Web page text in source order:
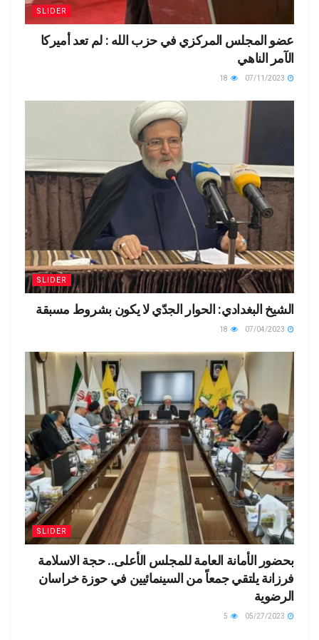
SLIDER
عضو المجلس المركزي في حزب الله : لم تعد أميركا
الآمر الناهي
SLIDER
الشيخ البغدادي: الحوار الجدّي لا يكون بشروط مسبقة
SLIDER
بحضور الأمانة العامة للمجلس الأعلى.. حجة الاسلامة
فرزانة يلتقي جمعاً من السينمائيين في حوزة خراسان
الرضوية